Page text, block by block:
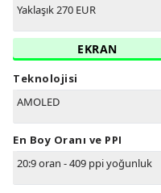
Yaklaşık 270 EUR
EKRAN
Teknolojisi
AMOLED
En Boy Oranı ve PPI
20:9 oran - 409 ppi yoğunluk